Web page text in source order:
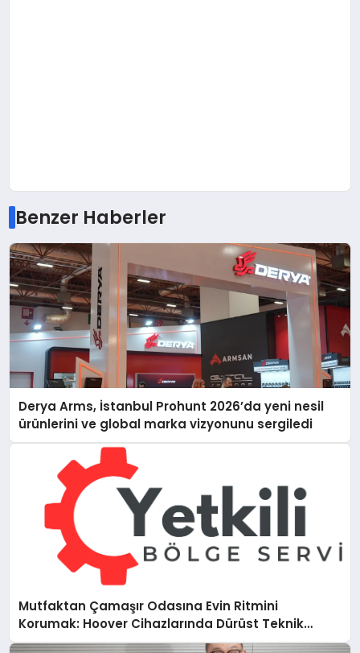
Benzer Haberler
Derya Arms, İstanbul Prohunt 2026’da yeni nesil
ürünlerini ve global marka vizyonunu sergiledi
Mutfaktan Çamaşır Odasına Evin Ritmini
Korumak: Hoover Cihazlarında Dürüst Teknik
Destek Deneyimi